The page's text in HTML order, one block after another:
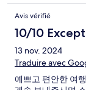
Avis vérifié
10/10
13 nov. 2024
Traduire avec
예쁘고 편안한 여